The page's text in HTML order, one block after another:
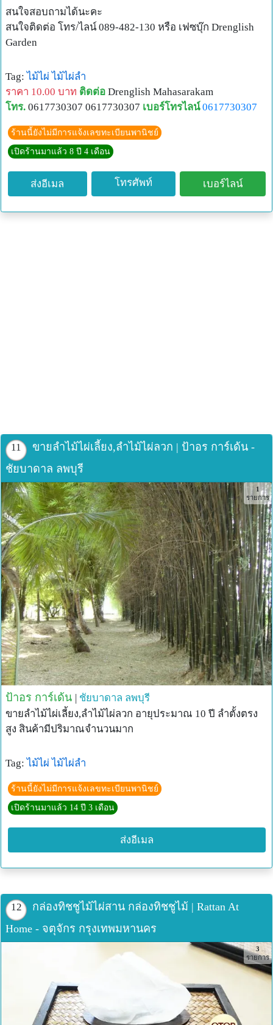
สนใจสอบถามได้นะคะ
สนใจติดต่อ โทร/ไลน์ 089-482-130 หรือ เฟซบุ๊ก Drenglish
Garden
Tag:ไม้ไผ่ ไม้ไผ่ลำ
ราคา 10.00 บาท ติดต่อ Drenglish Mahasarakam
โทร. 0617730307 0617730307 เบอร์โทรไลน์ 0617730307
ร้านนี้ยังไม่มีการแจ้งเลขทะเบียนพานิชย์
เปิดร้านมาแล้ว 8 ปี 4 เดือน
ส่งอีเมล โทรศัพท์ เบอร์ไลน์
11
ขายลำไม้ไผ่เลี้ยง,ลำไม้ไผ่ลวก | ป้าอร การ์เด้น -
ชัยบาดาล ลพบุรี
1
รายการ
ป้าอร การ์เด้น | ชัยบาดาล ลพบุรี
ขายลำไม้ไผ่เลี้ยง,ลำไม้ไผ่ลวก อายุประมาณ 10 ปี ลำตั้งตรง
สูง สินค้ามีปริมาณจำนวนมาก
Tag:ไม้ไผ่ ไม้ไผ่ลำ
ร้านนี้ยังไม่มีการแจ้งเลขทะเบียนพานิชย์
เปิดร้านมาแล้ว 14 ปี 3 เดือน
ส่งอีเมล
12
กล่องทิชชูไม้ไผ่สาน กล่องทิชชูไม้ | Rattan At
Home - จตุจักร กรุงเทพมหานคร
3
รายการ